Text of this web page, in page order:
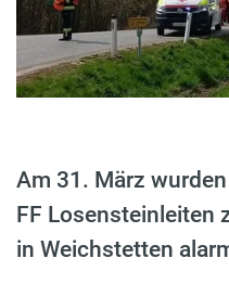
Am 31. März
FF Losensteinleiten
in Weichstetten